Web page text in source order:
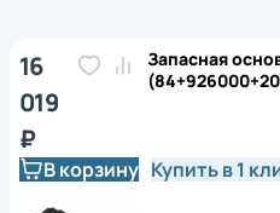
Запасная
16
019
₽
В корзину Купить в 1